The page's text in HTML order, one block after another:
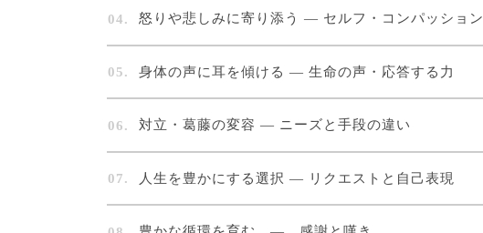
怒りや悲しみに寄り添う — セルフ・コンパッション
身体の声に耳を傾ける — 生命の声・応答する力
対立・葛藤の変容 — ニーズと手段の違い
人生を豊かにする選択 — リクエストと自己表現